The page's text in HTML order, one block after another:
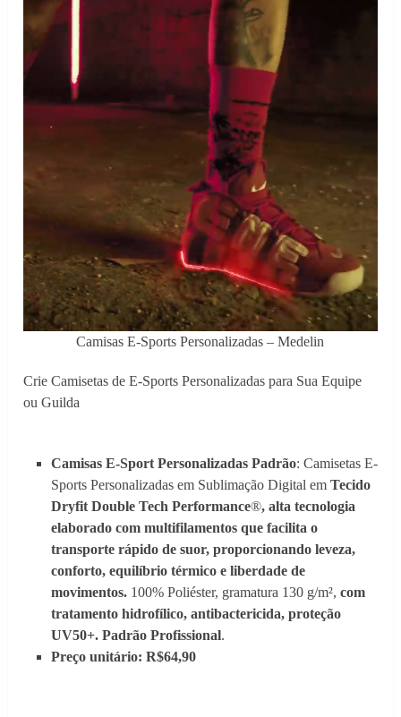
Camisas E-Sports Personalizadas – Medelin
Crie Camisetas de E-Sports Personalizadas para Sua Equipe
ou Guilda
Camisas E-Sport Personalizadas Padrão: Camisetas E-
Sports Personalizadas em Sublimação Digital em Tecido
Dryfit Double Tech Performance®, alta tecnologia
elaborado com multifilamentos que facilita o
transporte rápido de suor, proporcionando leveza,
conforto, equilíbrio térmico e liberdade de
movimentos. 100% Poliéster, gramatura 130 g/m², com
tratamento hidrofílico, antibactericida, proteção
UV50+. Padrão Profissional.
Preço unitário: R$64,90